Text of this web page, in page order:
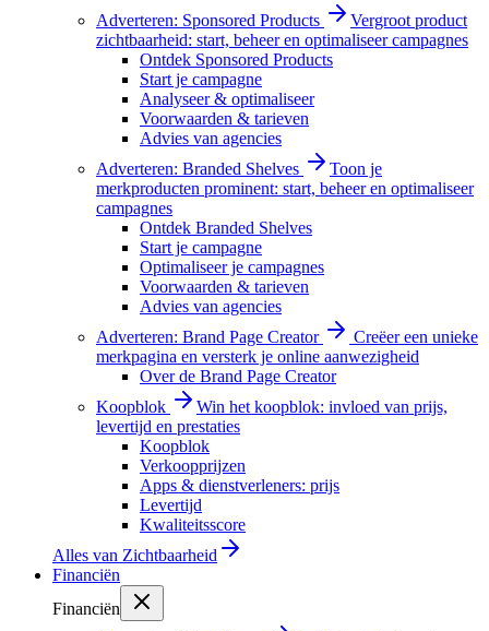
Adverteren: Sponsored Products
Vergroot product
zichtbaarheid: start, beheer en optimaliseer campagnes
Ontdek Sponsored Products
Start je campagne
Analyseer & optimaliseer
Voorwaarden & tarieven
Advies van agencies
Adverteren: Branded Shelves
Toon je
merkproducten prominent: start, beheer en optimaliseer
campagnes
Ontdek Branded Shelves
Start je campagne
Optimaliseer je campagnes
Voorwaarden & tarieven
Advies van agencies
Adverteren: Brand Page Creator
Creëer een unieke
merkpagina en versterk je online aanwezigheid
Over de Brand Page Creator
Koopblok
Win het koopblok: invloed van prijs,
levertijd en prestaties
Koopblok
Verkoopprijzen
Apps & dienstverleners: prijs
Levertijd
Kwaliteitsscore
Alles van Zichtbaarheid
Financiën
Financiën